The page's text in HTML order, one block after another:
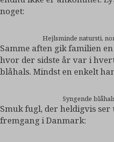
noget:
Hejlsminde natursti,
Samme aften gik familien
hvor der sidste år var i
blåhals. Mindst en enkelt
Syngende
Smuk fugl, der heldigvis
fremgang i Danmark: